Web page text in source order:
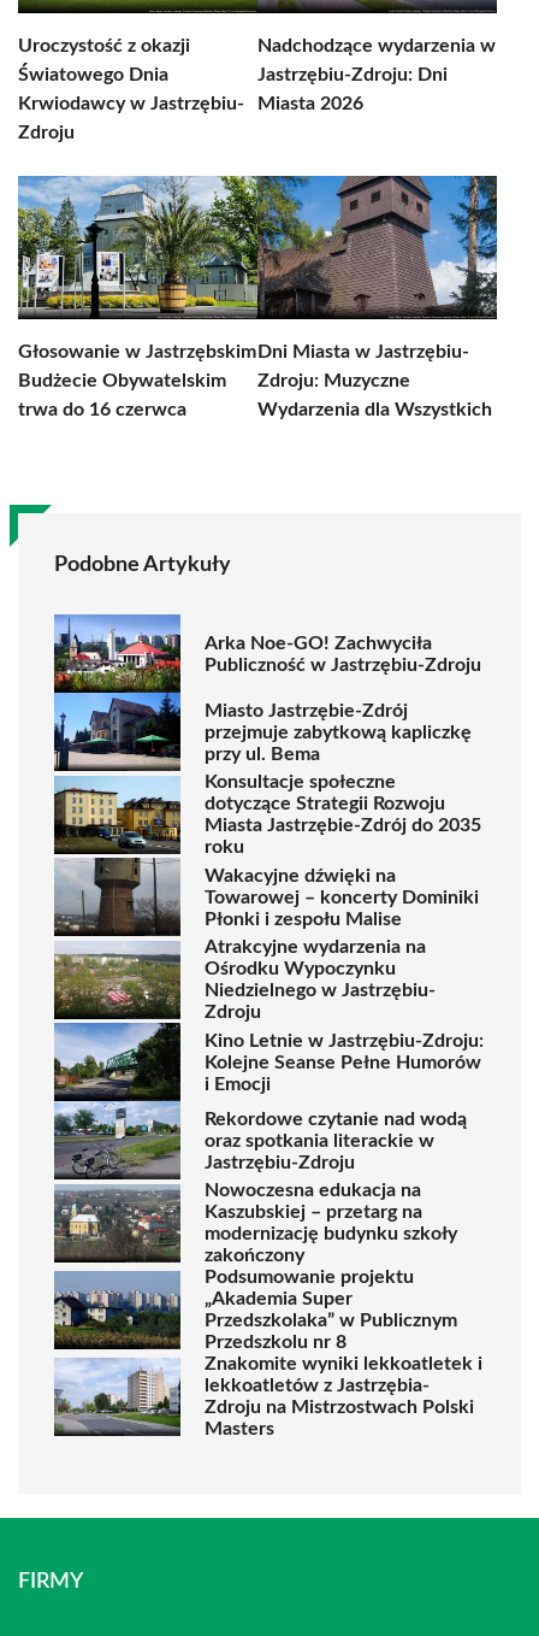
Uroczystość z okazji
Światowego Dnia
Krwiodawcy w Jastrzębiu-
Zdroju
Nadchodzące wydarzenia w
Jastrzębiu-Zdroju: Dni
Miasta 2026
Głosowanie w Jastrzębskim
Budżecie Obywatelskim
trwa do 16 czerwca
Dni Miasta w Jastrzębiu-
Zdroju: Muzyczne
Wydarzenia dla Wszystkich
Podobne Artykuły
Arka Noe-GO! Zachwyciła
Publiczność w Jastrzębiu-Zdroju
Miasto Jastrzębie-Zdrój
przejmuje zabytkową kapliczkę
przy ul. Bema
Konsultacje społeczne
dotyczące Strategii Rozwoju
Miasta Jastrzębie-Zdrój do 2035
roku
Wakacyjne dźwięki na
Towarowej – koncerty Dominiki
Płonki i zespołu Malise
Atrakcyjne wydarzenia na
Ośrodku Wypoczynku
Niedzielnego w Jastrzębiu-
Zdroju
Kino Letnie w Jastrzębiu-Zdroju:
Kolejne Seanse Pełne Humorów
i Emocji
Rekordowe czytanie nad wodą
oraz spotkania literackie w
Jastrzębiu-Zdroju
Nowoczesna edukacja na
Kaszubskiej – przetarg na
modernizację budynku szkoły
zakończony
Podsumowanie projektu
„Akademia Super
Przedszkolaka” w Publicznym
Przedszkolu nr 8
Znakomite wyniki lekkoatletek i
lekkoatletów z Jastrzębia-
Zdroju na Mistrzostwach Polski
Masters
FIRMY